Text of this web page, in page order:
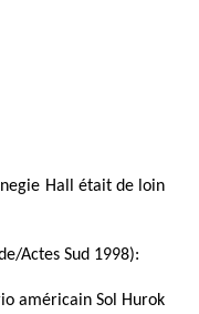
Hall était de loin
Actes Sud 1998):
américain Sol Hurok